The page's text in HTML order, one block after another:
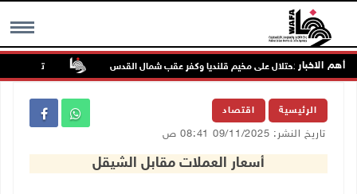
MENU أهم الاخبار تواصل
الرئيسية اقتصاد
تاريخ النشر: 09/11/2025 08:41 ص
أسعار العملات مقابل الشيقل